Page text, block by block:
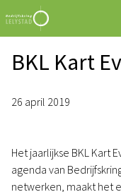
BKL Kart
26 april 2019
Het jaarlijkse BKL Kart
agenda van
netwerken, maakt het